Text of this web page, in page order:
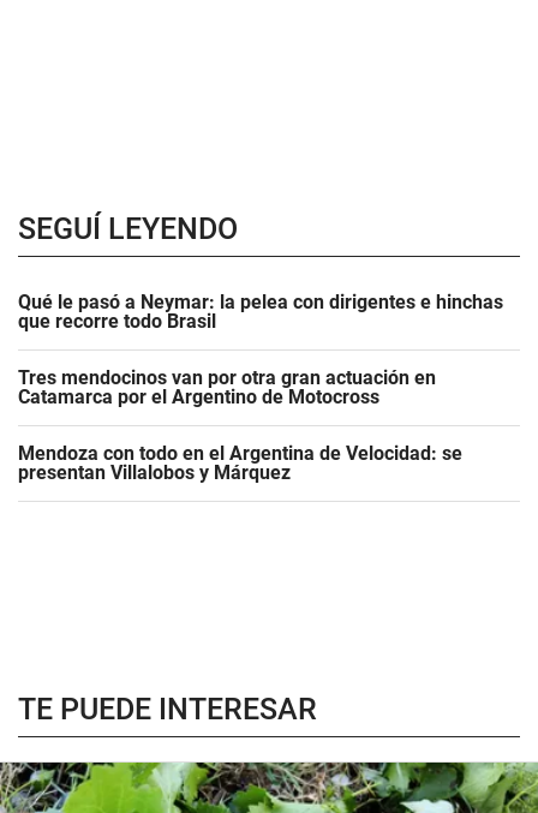
SEGUÍ LEYENDO
Qué le pasó a Neymar: la pelea con dirigentes e hinchas
que recorre todo Brasil
Tres mendocinos van por otra gran actuación en
Catamarca por el Argentino de Motocross
Mendoza con todo en el Argentina de Velocidad: se
presentan Villalobos y Márquez
TE PUEDE INTERESAR